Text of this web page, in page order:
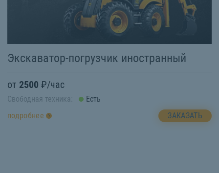
Экскаватор-погрузчик иностранный
от 2500 ₽/час
Свободная техника:
Есть
подробнее
ЗАКАЗАТЬ